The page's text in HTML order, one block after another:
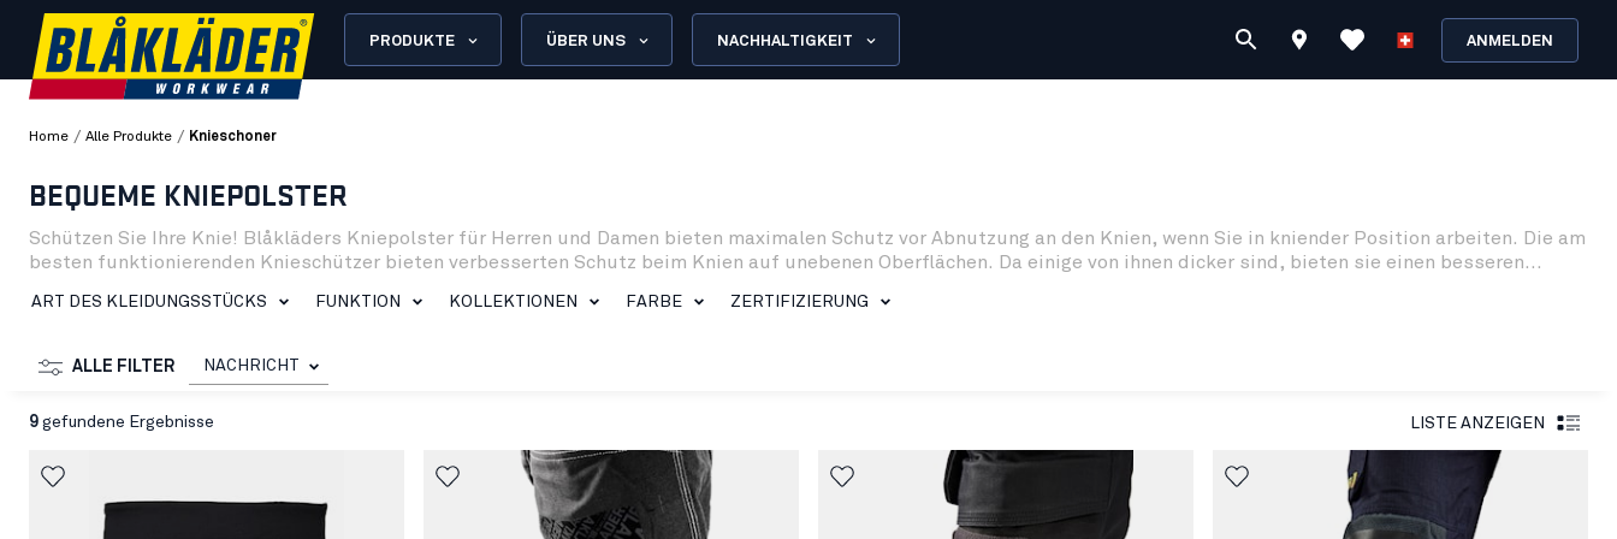
PRODUKTE ÜBER UNS NACHHALTIGKEIT ANMELDEN
Home / Alle Produkte / Knieschoner
BEQUEME KNIEPOLSTER
Schützen Sie Ihre Knie! Blåkläders Kniepolster für Herren und Damen bieten maximalen Schutz vor Abnutzung an den Knien, wenn Sie in kniender Position arbeiten. Die am
besten funktionierenden Knieschützer bieten verbesserten Schutz beim Knien auf unebenen Oberflächen. Da einige von ihnen dicker sind, bieten sie einen besseren
ART DES KLEIDUNGSSTÜCKS FUNKTION KOLLEKTIONEN FARBE ZERTIFIZIERUNG
ALLE FILTER NACHRICHT
9 gefundene Ergebnisse LISTE ANZEIGEN